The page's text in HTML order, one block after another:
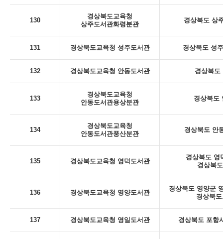
130
경상북도교육청
상주도서관화령분관
경상북도 상
131 경상북도교육청 성주도서관 경상북도 성
132 경상북도교육청 안동도서관 경상북도
133
경상북도교육청
안동도서관용상분관
경상북도
134
경상북도교육청
안동도서관풍산분관
경상북도 안
135 경상북도교육청 영덕도서관
경상북도 영
경상북
136 경상북도교육청 영양도서관
경상북도 영양군
경상북
137 경상북도교육청 영일도서관 경상북도 포항